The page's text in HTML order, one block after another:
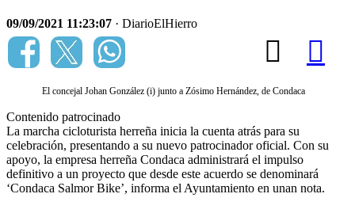
09/09/2021 11:23:07 · DiarioElHierro
El concejal Johan González (i) junto a Zósimo Hernández, de Condaca
Contenido patrocinado
La marcha cicloturista herreña inicia la cuenta atrás para su
celebración, presentando a su nuevo patrocinador oficial. Con su
apoyo, la empresa herreña Condaca administrará el impulso
definitivo a un proyecto que desde este acuerdo se denominará
‘Condaca Salmor Bike’, informa el Ayuntamiento en unan nota.